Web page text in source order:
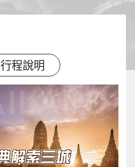
行程說明